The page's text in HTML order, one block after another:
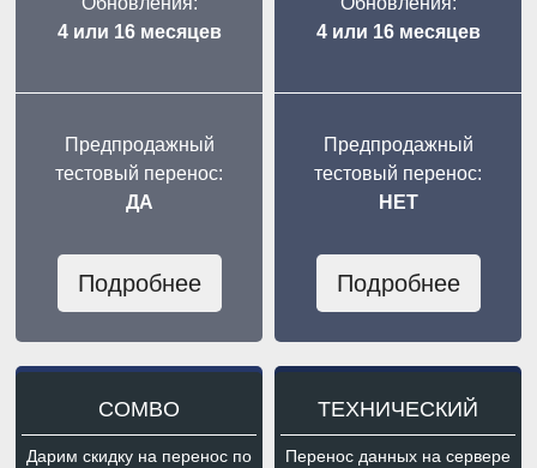
4 или 16 месяцев
Предпродажный
тестовый перенос:
ДА
Подробнее
4 или 16 месяцев
Предпродажный
тестовый перенос:
НЕТ
Подробнее
COMBO
Дарим скидку на перенос по
ТЕХНИЧЕСКИЙ
Перенос данных на сервере